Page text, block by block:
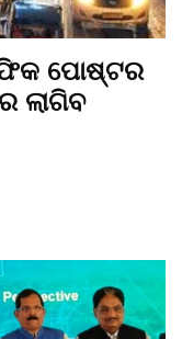
ପୋଷ୍ଟର
ଲାଗିବ